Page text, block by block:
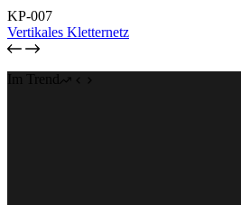
KP-007
Vertikales Kletternetz
Im Trend